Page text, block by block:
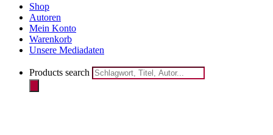
Shop
Autoren
Mein Konto
Warenkorb
Unsere Mediadaten
Products search